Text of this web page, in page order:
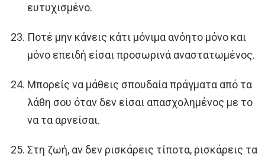
ευτυχισμένο.
Ποτέ μην κάνεις κάτι μόνιμα ανόητο μόνο και
μόνο επειδή είσαι προσωρινά αναστατωμένος.
Μπορείς να μάθεις σπουδαία πράγματα από τα
λάθη σου όταν δεν είσαι απασχολημένος με το
να τα αρνείσαι.
Στη ζωή, αν δεν ρισκάρεις τίποτα, ρισκάρεις τα